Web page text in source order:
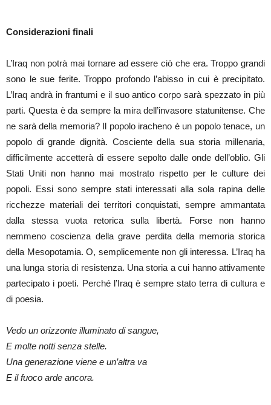
Considerazioni finali
L’Iraq non potrà mai tornare ad essere ciò che era. Troppo grandi
sono le sue ferite. Troppo profondo l’abisso in cui è precipitato.
L’Iraq andrà in frantumi e il suo antico corpo sarà spezzato in più
parti. Questa è da sempre la mira dell’invasore statunitense. Che
ne sarà della memoria? Il popolo iracheno è un popolo tenace, un
popolo di grande dignità. Cosciente della sua storia millenaria,
difficilmente accetterà di essere sepolto dalle onde dell’oblio. Gli
Stati Uniti non hanno mai mostrato rispetto per le culture dei
popoli. Essi sono sempre stati interessati alla sola rapina delle
ricchezze materiali dei territori conquistati, sempre ammantata
dalla stessa vuota retorica sulla libertà. Forse non hanno
nemmeno coscienza della grave perdita della memoria storica
della Mesopotamia. O, semplicemente non gli interessa. L’Iraq ha
una lunga storia di resistenza. Una storia a cui hanno attivamente
partecipato i poeti. Perché l’Iraq è sempre stato terra di cultura e
di poesia.
Vedo un orizzonte illuminato di sangue,
E molte notti senza stelle.
Una generazione viene e un’altra va
E il fuoco arde ancora.